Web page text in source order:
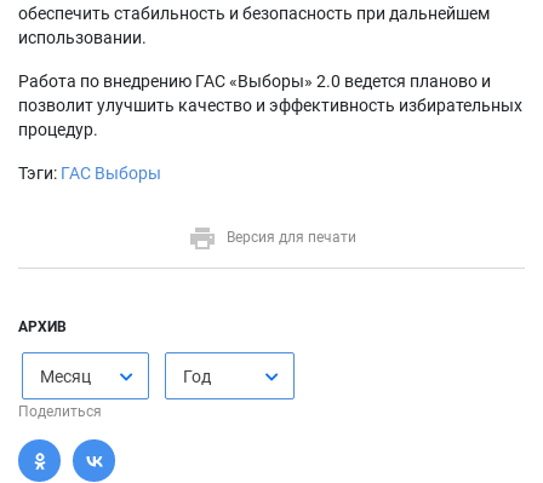
обеспечить стабильность и безопасность при дальнейшем
использовании.
Работа по внедрению ГАС «Выборы» 2.0 ведется планово и
позволит улучшить качество и эффективность избирательных
процедур.
Тэги: ГАС Выборы
Версия для печати
АРХИВ
Месяц Год
Поделиться